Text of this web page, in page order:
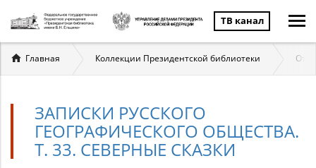
ТВ канал
Вы
здесь
Главная Коллекции Президентской библиотеки
ЗАПИСКИ РУССКОГО
ГЕОГРАФИЧЕСКОГО ОБЩЕСТВА.
Т. 33. СЕВЕРНЫЕ СКАЗКИ